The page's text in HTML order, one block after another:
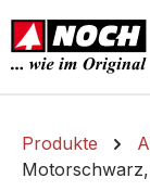
springen
Produkte